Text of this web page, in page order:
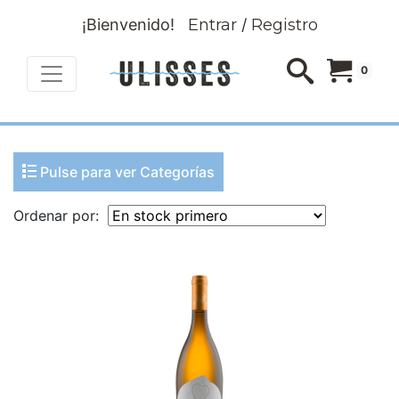
¡Bienvenido! Entrar/ Registro
0
Pulse para ver Categorías
Ordenar por: